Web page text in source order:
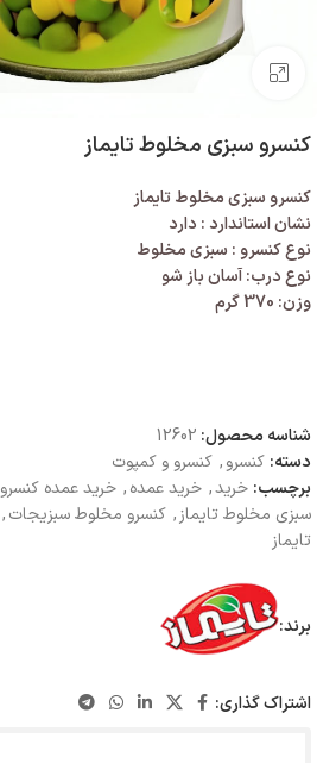
بزرگنمایی تصویر
کنسرو سبزی مخلوط تایماز
کنسرو سبزی مخلوط تایماز
نشان استاندارد : دارد
نوع کنسرو : سبزی مخلوط
نوع درب: آسان باز شو
وزن: 370 گرم
شناسه محصول: 12602
دسته: کنسرو, کنسرو و کمپوت
برچسب: خرید, خرید عمده, خرید عمده کنسرو
سبزی مخلوط تایماز, کنسرو مخلوط سبزیجات,
تایماز
برند:
اشتراک گذاری: